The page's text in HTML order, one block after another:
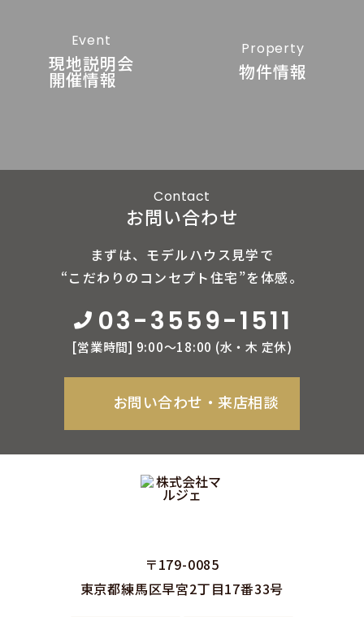
Contact
お問い合わせ
まずは、モデルハウス見学で
“こだわりのコンセプト住宅”を体感。
03-3559-1511
[営業時間] 9:00〜18:00 (⽔‧⽊ 定休)
お問い合わせ‧来店相談
Event
現地説明会
開催情報
Property
物件情報
〒179-0085
東京都練⾺区早宮2丁⽬17番33号